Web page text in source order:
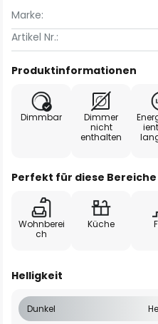
Marke:
Artikel Nr.:
Produktinformationen
Dimmbar
Dimmer
nicht
enthalten
Perfekt für diese Bereiche
Wohnberei
ch
Küche
Helligkeit
Dunkel